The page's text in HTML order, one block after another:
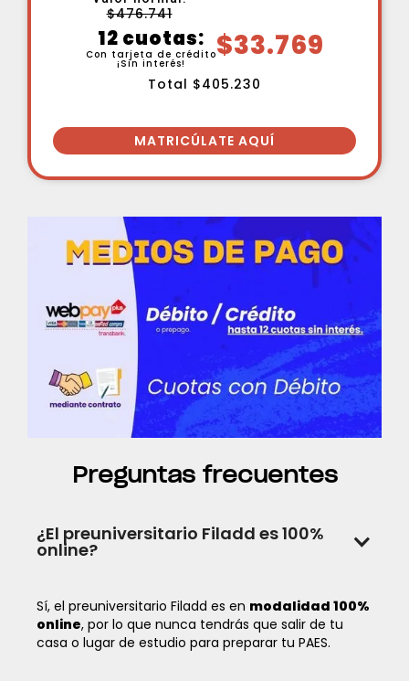
$476.741
12 cuotas:
Con tarjeta de crédito
¡Sin interés!
$33.769
Total $405.230
MATRICÚLATE AQUÍ
Preguntas frecuentes
¿El preuniversitario Filadd es 100%
online?
Sí, el preuniversitario Filadd es en modalidad 100%
online, por lo que nunca tendrás que salir de tu
casa o lugar de estudio para preparar tu PAES.